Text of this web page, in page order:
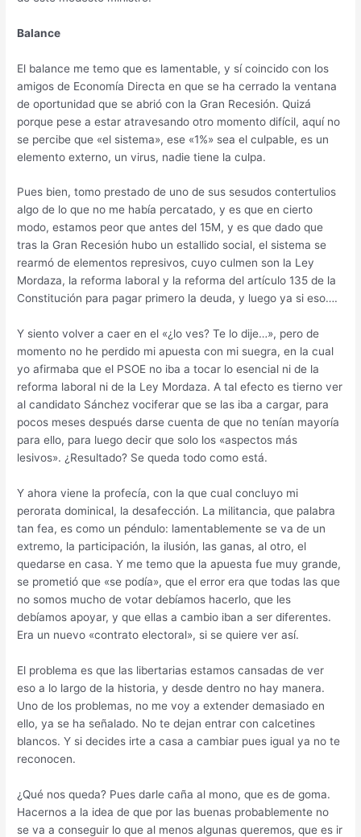
Balance
El balance me temo que es lamentable, y sí coincido con los
amigos de Economía Directa en que se ha cerrado la ventana
de oportunidad que se abrió con la Gran Recesión. Quizá
porque pese a estar atravesando otro momento difícil, aquí no
se percibe que «el sistema», ese «1%» sea el culpable, es un
elemento externo, un virus, nadie tiene la culpa.
Pues bien, tomo prestado de uno de sus sesudos contertulios
algo de lo que no me había percatado, y es que en cierto
modo, estamos peor que antes del 15M, y es que dado que
tras la Gran Recesión hubo un estallido social, el sistema se
rearmó de elementos represivos, cuyo culmen son la Ley
Mordaza, la reforma laboral y la reforma del artículo 135 de la
Constitución para pagar primero la deuda, y luego ya si eso….
Y siento volver a caer en el «¿lo ves? Te lo dije…», pero de
momento no he perdido mi apuesta con mi suegra, en la cual
yo afirmaba que el PSOE no iba a tocar lo esencial ni de la
reforma laboral ni de la Ley Mordaza. A tal efecto es tierno ver
al candidato Sánchez vociferar que se las iba a cargar, para
pocos meses después darse cuenta de que no tenían mayoría
para ello, para luego decir que solo los «aspectos más
lesivos». ¿Resultado? Se queda todo como está.
Y ahora viene la profecía, con la que cual concluyo mi
perorata dominical, la desafección. La militancia, que palabra
tan fea, es como un péndulo: lamentablemente se va de un
extremo, la participación, la ilusión, las ganas, al otro, el
quedarse en casa. Y me temo que la apuesta fue muy grande,
se prometió que «se podía», que el error era que todas las que
no somos mucho de votar debíamos hacerlo, que les
debíamos apoyar, y que ellas a cambio iban a ser diferentes.
Era un nuevo «contrato electoral», si se quiere ver así.
El problema es que las libertarias estamos cansadas de ver
eso a lo largo de la historia, y desde dentro no hay manera.
Uno de los problemas, no me voy a extender demasiado en
ello, ya se ha señalado. No te dejan entrar con calcetines
blancos. Y si decides irte a casa a cambiar pues igual ya no te
reconocen.
¿Qué nos queda? Pues darle caña al mono, que es de goma.
Hacernos a la idea de que por las buenas probablemente no
se va a conseguir lo que al menos algunas queremos, que es ir